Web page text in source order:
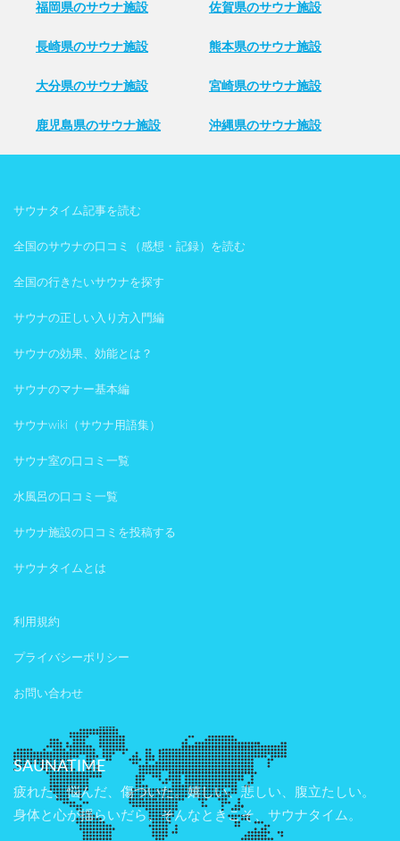
福岡県のサウナ施設 佐賀県のサウナ施設
長崎県のサウナ施設 熊本県のサウナ施設
大分県のサウナ施設 宮崎県のサウナ施設
鹿児島県のサウナ施設 沖縄県のサウナ施設
サウナタイム記事を読む
全国のサウナの口コミ（感想・記録）を読む
全国の行きたいサウナを探す
サウナの正しい入り方入門編
サウナの効果、効能とは？
サウナのマナー基本編
サウナwiki（サウナ用語集）
サウナ室の口コミ一覧
水風呂の口コミ一覧
サウナ施設の口コミを投稿する
サウナタイムとは
利用規約
プライバシーポリシー
お問い合わせ
SAUNATIME
疲れた、悩んだ、傷ついた。嬉しい、悲しい、腹立たしい。
身体と心が揺らいだら、そんなときこそ、サウナタイム。